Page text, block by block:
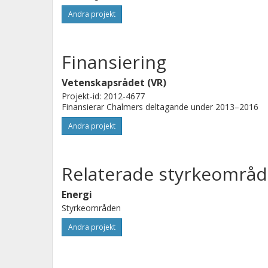
numeriska metoder. Denna grupp,
kärnkraftsäkerhetsanalyser av både
Andra projekt
Finansiering
Vetenskapsrådet (VR)
Projekt-id: 2012-4677
Finansierar Chalmers deltagande under 2013–2016
Andra projekt
Relaterade
Energi
Styrkeområden
Andra projekt